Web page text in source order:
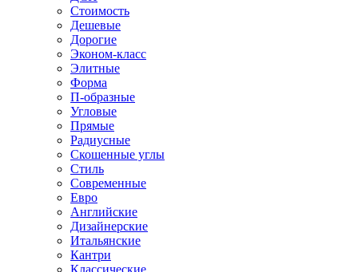
Стоимость
Дешевые
Дорогие
Эконом-класс
Элитные
Форма
П-образные
Угловые
Прямые
Радиусные
Скошенные углы
Стиль
Современные
Евро
Английские
Дизайнерские
Итальянские
Кантри
Классические